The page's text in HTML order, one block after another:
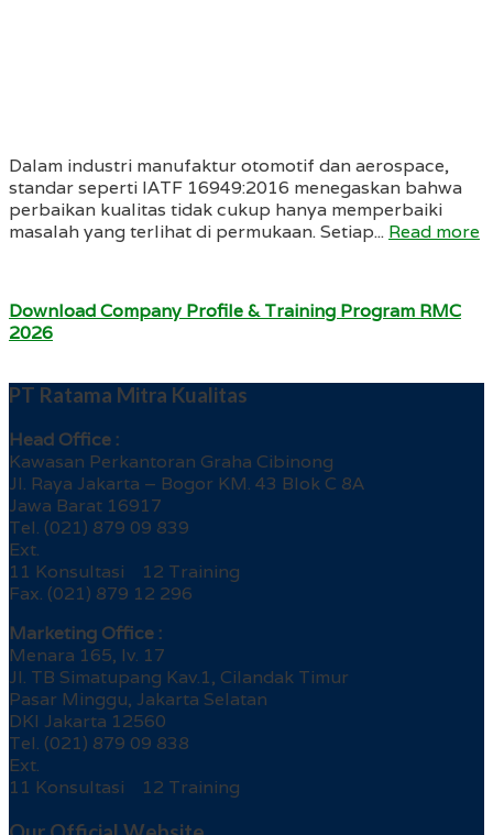
Dalam industri manufaktur otomotif dan aerospace,
standar seperti IATF 16949:2016 menegaskan bahwa
perbaikan kualitas tidak cukup hanya memperbaiki
masalah yang terlihat di permukaan. Setiap... Read more
Download Company Profile & Training Program RMC
2026
PT Ratama Mitra Kualitas
Head Office :
Kawasan Perkantoran Graha Cibinong
Jl. Raya Jakarta – Bogor KM. 43 Blok C 8A
Jawa Barat 16917
Tel. (021) 879 09 839
Ext.
11 Konsultasi 12 Training
Fax. (021) 879 12 296
Marketing Office :
Menara 165, lv. 17
Jl. TB Simatupang Kav.1, Cilandak Timur
Pasar Minggu, Jakarta Selatan
DKI Jakarta 12560
Tel. (021) 879 09 838
Ext.
11 Konsultasi 12 Training